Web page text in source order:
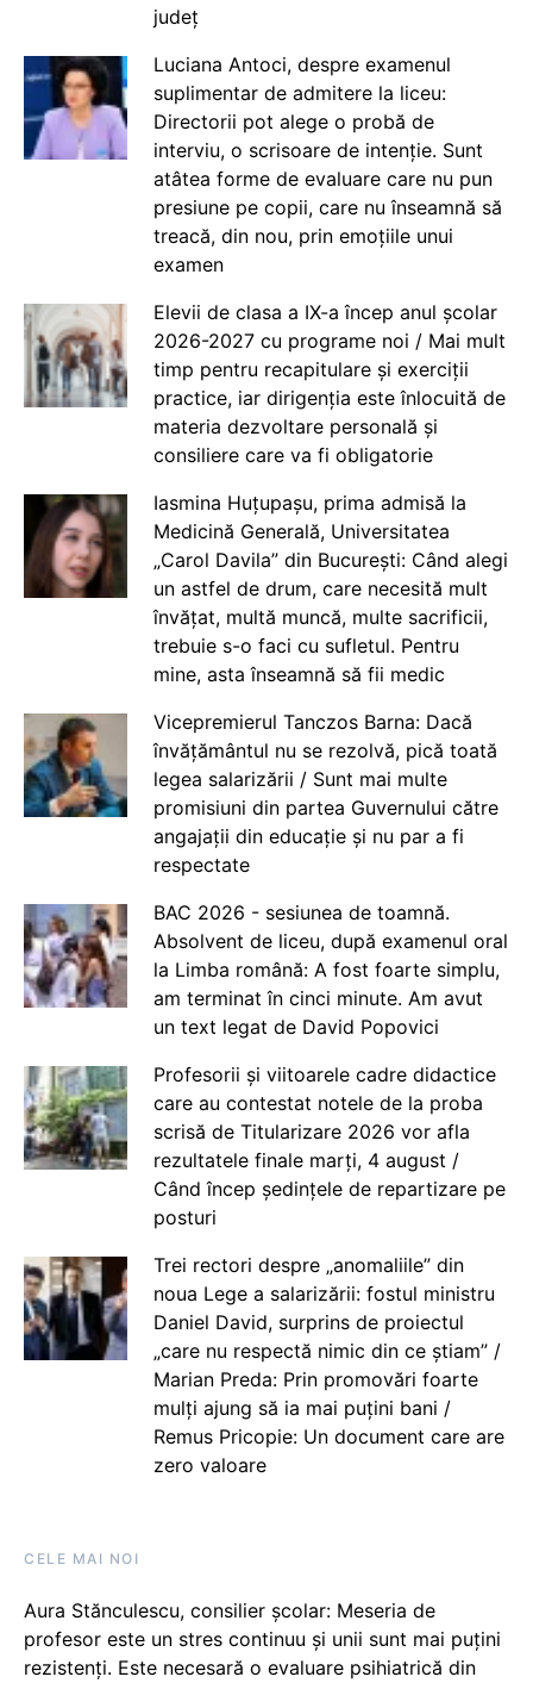
județ
Luciana Antoci, despre examenul
suplimentar de admitere la liceu:
Directorii pot alege o probă de
interviu, o scrisoare de intenție. Sunt
atâtea forme de evaluare care nu pun
presiune pe copii, care nu înseamnă să
treacă, din nou, prin emoțiile unui
examen
Elevii de clasa a IX-a încep anul școlar
2026-2027 cu programe noi / Mai mult
timp pentru recapitulare și exerciții
practice, iar dirigenția este înlocuită de
materia dezvoltare personală și
consiliere care va fi obligatorie
Iasmina Huțupașu, prima admisă la
Medicină Generală, Universitatea
„Carol Davila” din București: Când alegi
un astfel de drum, care necesită mult
învățat, multă muncă, multe sacrificii,
trebuie s-o faci cu sufletul. Pentru
mine, asta înseamnă să fii medic
Vicepremierul Tanczos Barna: Dacă
învățământul nu se rezolvă, pică toată
legea salarizării / Sunt mai multe
promisiuni din partea Guvernului către
angajații din educație și nu par a fi
respectate
BAC 2026 - sesiunea de toamnă.
Absolvent de liceu, după examenul oral
la Limba română: A fost foarte simplu,
am terminat în cinci minute. Am avut
un text legat de David Popovici
Profesorii și viitoarele cadre didactice
care au contestat notele de la proba
scrisă de Titularizare 2026 vor afla
rezultatele finale marți, 4 august /
Când încep ședințele de repartizare pe
posturi
Trei rectori despre „anomaliile” din
noua Lege a salarizării: fostul ministru
Daniel David, surprins de proiectul
„care nu respectă nimic din ce știam” /
Marian Preda: Prin promovări foarte
mulți ajung să ia mai puțini bani /
Remus Pricopie: Un document care are
zero valoare
CELE MAI NOI
Aura Stănculescu, consilier școlar: Meseria de
profesor este un stres continuu și unii sunt mai puțini
rezistenți. Este necesară o evaluare psihiatrică din